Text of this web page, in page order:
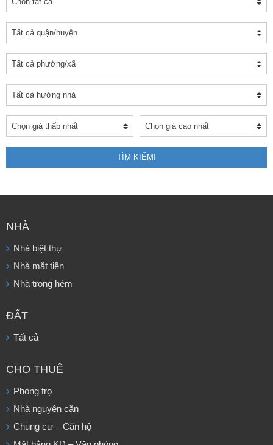
TÌM KIẾM!
NHÀ
Nhà biệt thự
Nhà mặt tiền
Nhà trong hẻm
ĐẤT
Tất cả
CHO THUÊ
Phòng trọ
Nhà nguyên căn
Chung cư – Căn hộ